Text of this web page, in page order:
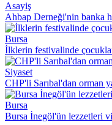
Asayiş
Ahbap Derneği'nin banka
Bursa
İlklerin festivalinde
Siyaset
CHP'li Sarıbal'dan orman
Bursa
Bursa İnegöl'ün lezzetleri